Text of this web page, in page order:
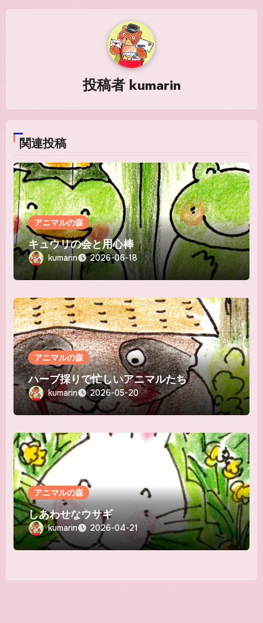
ン
投稿者 kumarin
関連投稿
アニマルの森
キュウリの会と用心棒
kumarin 2026-06-18
アニマルの森
ハーブ採りで忙しいアニマルたち
kumarin 2026-05-20
アニマルの森
しあわせなウサギ
kumarin 2026-04-21